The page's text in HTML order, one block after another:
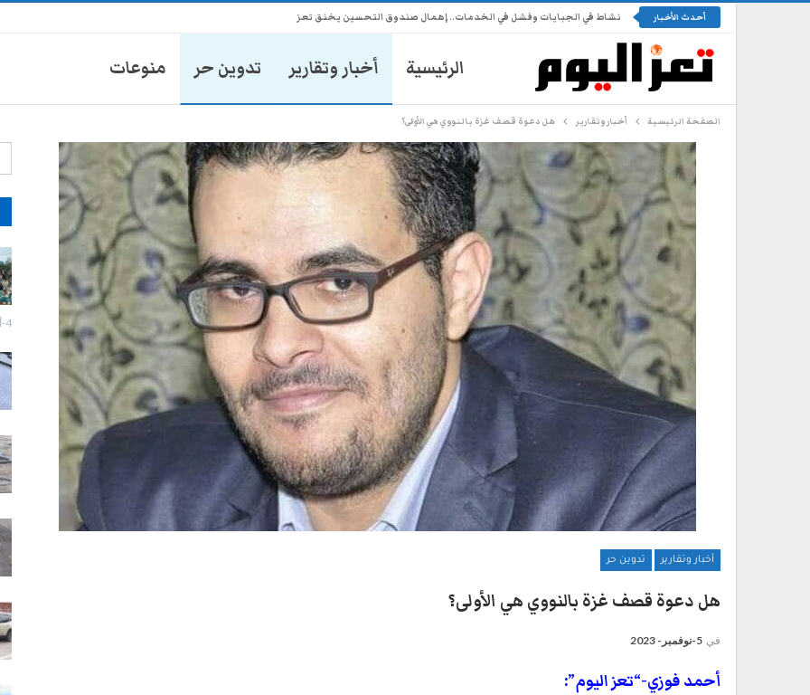
أحدث الأخبار نشاط في الجبايات وفشل في الخدمات.. إهمال صندوق التحسين يخنق تعز
الرئيسية أخبار وتقارير تدوين حر منوعات
الصفحة الرئيسية أخبار وتقارير هل دعوة قصف غزة بالنووي هي الأولى؟
أخبار وتقارير تدوين حر
هل دعوة قصف غزة بالنووي هي الأولى؟
في 5-نوفمبر- 2023
أحمد فوزي-“تعز اليوم”:
إزالة صور الزُبيدي تفجر اشتباكات
مسلحة وحالة توتر في عدن
27-يوليو- 2026
تعز: احتجاج لبائعي الدجاج رفضاً
لفرض رسوم غير قانونية
27-يوليو- 2026
أزمة الغاز تخنق تعز والمواطنون
عالقون في الطوابير
26-يوليو- 2026
عدن: قوة عسكرية تطرد قيادات
نقابة عمال الجنوب وتصيب رئيسها
4-أغسطس- 2026